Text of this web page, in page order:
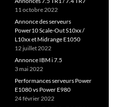
11 octobre 2022
Annonce des serveurs
Power10 Scale-Out S10xx /
L10xx et Midrange E1050
12 juillet 2022
Annonce IBM i 7.5
3 mai 2022
Performances serveurs Power
E1080 vs Power E980
24 février 2022